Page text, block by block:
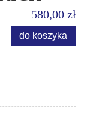
580,00 zł
do koszyka